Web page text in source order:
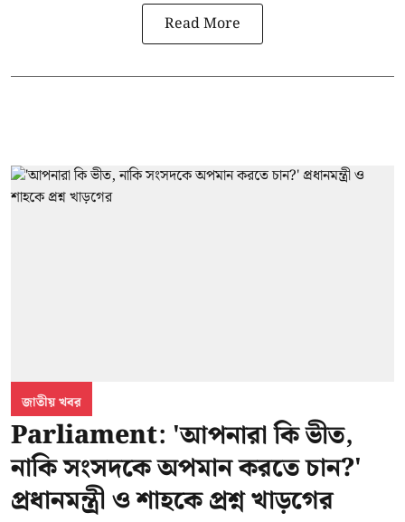
Read More
জাতীয় খবর
Parliament: 'আপনারা কি ভীত,
নাকি সংসদকে অপমান করতে চান?'
প্রধানমন্ত্রী ও শাহকে প্রশ্ন খাড়গের